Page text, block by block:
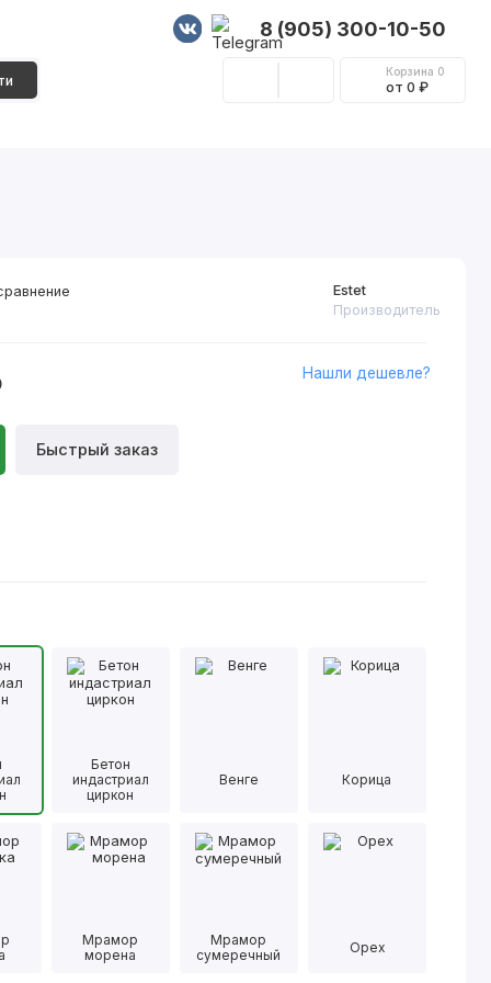
8 (905) 300-10-50
Корзина 0
от 0 ₽
Estet
Производитель
Быстрый заказ
Нашли дешевле?
Бетон
индастриал
циркон
Венге Корица
Мрамор
морена
Мрамор
сумеречный
Орех